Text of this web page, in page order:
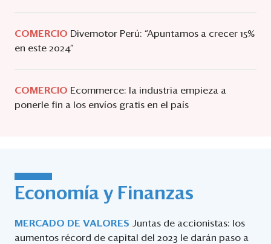
COMERCIO Divemotor Perú: “Apuntamos a crecer 15%
en este 2024”
COMERCIO Ecommerce: la industria empieza a
ponerle fin a los envíos gratis en el país
Economía y Finanzas
MERCADO DE VALORES Juntas de accionistas: los
aumentos récord de capital del 2023 le darán paso a